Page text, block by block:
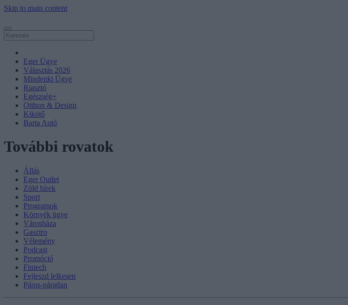
Skip to main content
Eger Ügye
Választás 2026
Mindenki Ügye
Riasztó
Egészség+
Otthon & Design
Kikötő
Barta Autó
További rovatok
Állás
Eger Outlet
Zöld hírek
Sport
Programok
Környék ügye
Városháza
Gasztro
Vélemény
Podcast
Promóció
Fintech
Fejleszd lelkesen
Páros-páratlan